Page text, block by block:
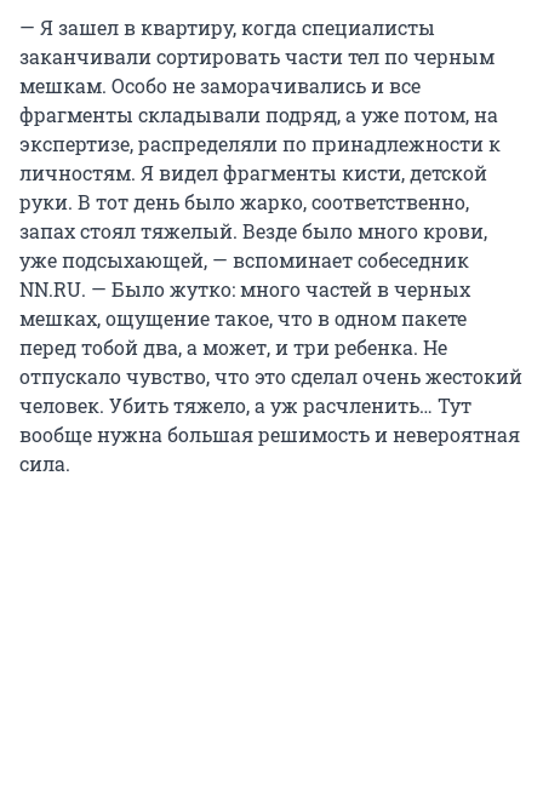
— Я зашел в квартиру, когда специалисты
заканчивали сортировать части тел по черным
мешкам. Особо не заморачивались и все
фрагменты складывали подряд, а уже потом, на
экспертизе, распределяли по принадлежности к
личностям. Я видел фрагменты кисти, детской
руки. В тот день было жарко, соответственно,
запах стоял тяжелый. Везде было много крови,
уже подсыхающей, — вспоминает собеседник
NN.RU. — Было жутко: много частей в черных
мешках, ощущение такое, что в одном пакете
перед тобой два, а может, и три ребенка. Не
отпускало чувство, что это сделал очень жестокий
человек. Убить тяжело, а уж расчленить… Тут
вообще нужна большая решимость и невероятная
сила.